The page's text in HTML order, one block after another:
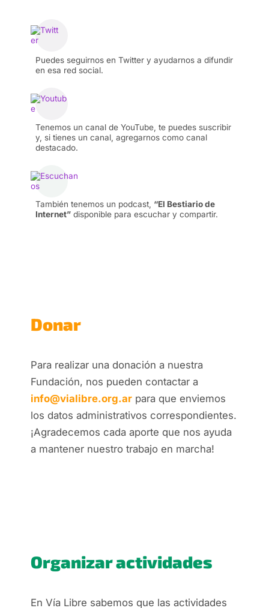
Puedes seguirnos en Twitter y ayudarnos a difundir
en esa red social.
Tenemos un canal de YouTube, te puedes suscribir
y, si tienes un canal, agregarnos como canal
destacado.
También tenemos un podcast, “El Bestiario de
Internet” disponible para escuchar y compartir.
Donar
Para realizar una donación a nuestra
Fundación, nos pueden contactar a
info@vialibre.org.ar para que enviemos
los datos administrativos correspondientes.
¡Agradecemos cada aporte que nos ayuda
a mantener nuestro trabajo en marcha!
Organizar actividades
En Vía Libre sabemos que las actividades